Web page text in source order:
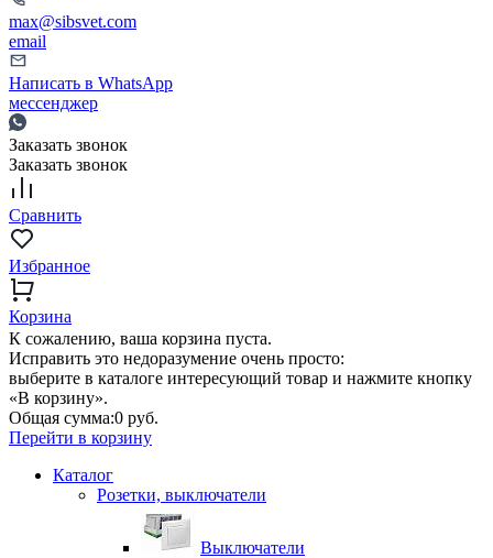
max@sibsvet.com
email
Написать в WhatsApp
мессенджер
Заказать звонок
Заказать звонок
Сравнить
Избранное
Корзина
К сожалению, ваша корзина пуста.
Исправить это недоразумение очень просто:
выберите в каталоге интересующий товар и нажмите кнопку
«В корзину».
Общая сумма:0 руб.
Перейти в корзину
Каталог
Розетки, выключатели
Выключатели